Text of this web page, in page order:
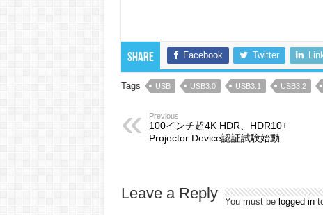
Share Facebook Twitter
Tags USB USB3.0 USB3.1 USB3.2
Previous
100インチ超4K HDR、HDR10+
Projector Device認証試験始動
Leave a Reply You must be logged in